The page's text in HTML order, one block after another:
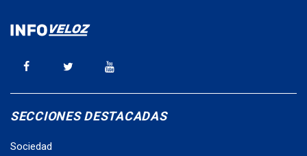
SECCIONES DESTACADAS
Sociedad